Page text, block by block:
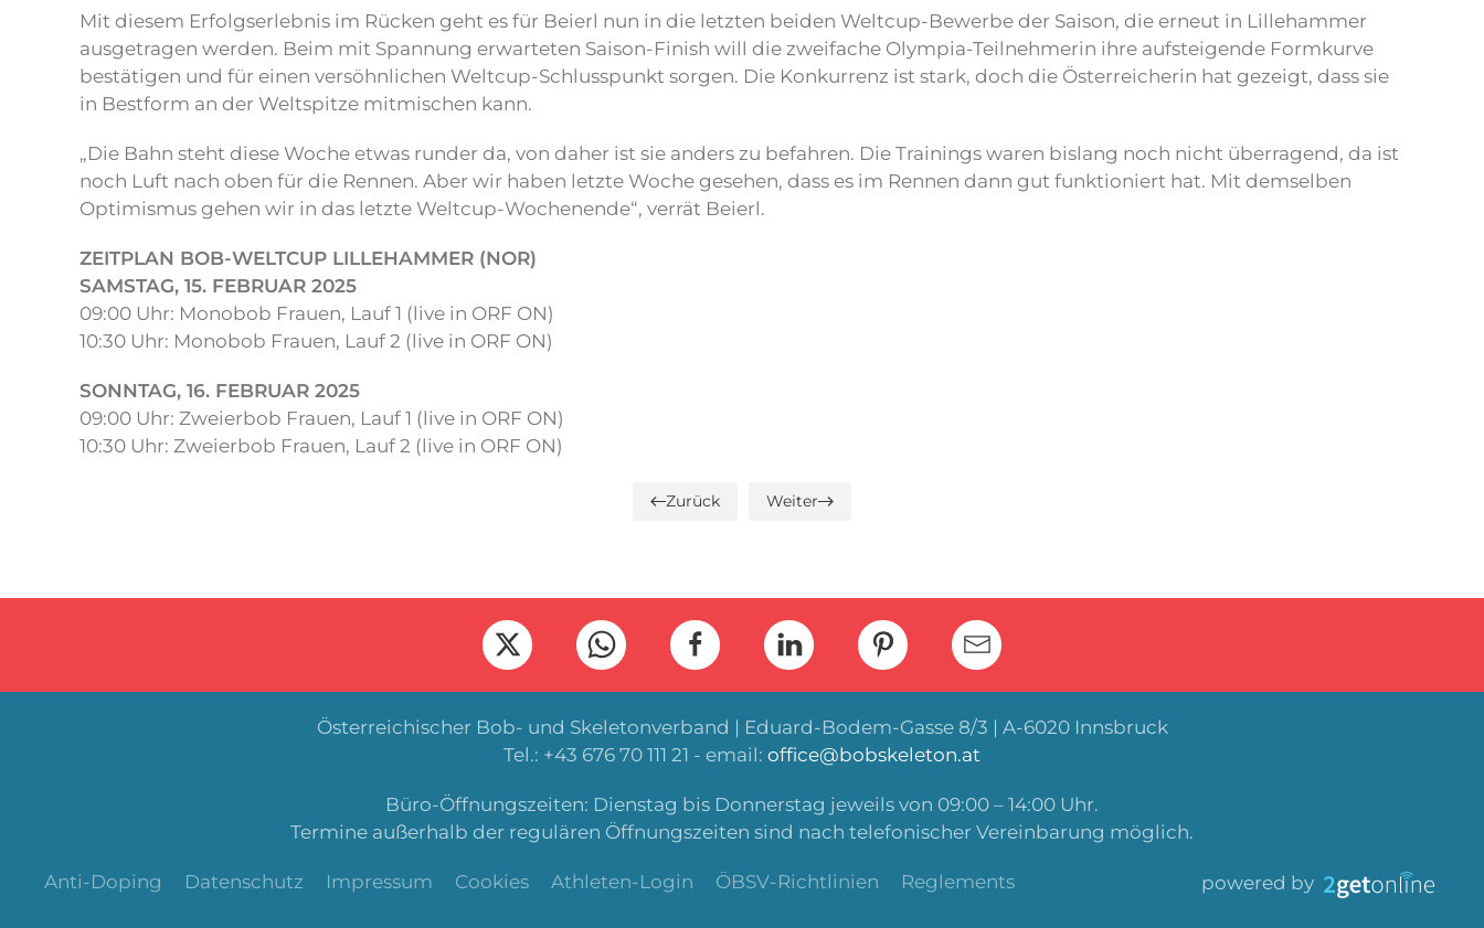
Mit diesem Erfolgserlebnis im Rücken geht es für Beierl nun in die letzten beiden Weltcup-Bewerbe der Saison, die erneut in Lillehammer
ausgetragen werden. Beim mit Spannung erwarteten Saison-Finish will die zweifache Olympia-Teilnehmerin ihre aufsteigende Formkurve
bestätigen und für einen versöhnlichen Weltcup-Schlusspunkt sorgen. Die Konkurrenz ist stark, doch die Österreicherin hat gezeigt, dass sie
in Bestform an der Weltspitze mitmischen kann.
„Die Bahn steht diese Woche etwas runder da, von daher ist sie anders zu befahren. Die Trainings waren bislang noch nicht überragend, da ist
noch Luft nach oben für die Rennen. Aber wir haben letzte Woche gesehen, dass es im Rennen dann gut funktioniert hat. Mit demselben
Optimismus gehen wir in das letzte Weltcup-Wochenende“, verrät Beierl.
ZEITPLAN BOB-WELTCUP LILLEHAMMER (NOR)
SAMSTAG, 15. FEBRUAR 2025
09:00 Uhr: Monobob Frauen, Lauf 1 (live in ORF ON)
10:30 Uhr: Monobob Frauen, Lauf 2 (live in ORF ON)
SONNTAG, 16. FEBRUAR 2025
09:00 Uhr: Zweierbob Frauen, Lauf 1 (live in ORF ON)
10:30 Uhr: Zweierbob Frauen, Lauf 2 (live in ORF ON)
Zurück Weiter
Österreichischer Bob- und Skeletonverband | Eduard-Bodem-Gasse 8/3 | A-6020 Innsbruck
Tel.: +43 676 70 111 21 - email: office@bobskeleton.at
Büro-Öffnungszeiten: Dienstag bis Donnerstag jeweils von 09:00 – 14:00 Uhr.
Termine außerhalb der regulären Öffnungszeiten sind nach telefonischer Vereinbarung möglich.
Anti-Doping Datenschutz Impressum Cookies Athleten-Login ÖBSV-Richtlinien Reglements powered by